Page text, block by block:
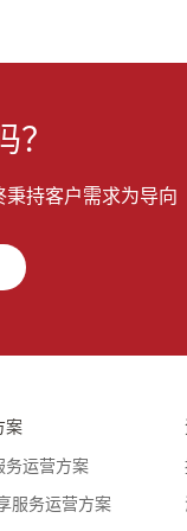
持客户需求为导向
案
务运营方案
服务运营方案